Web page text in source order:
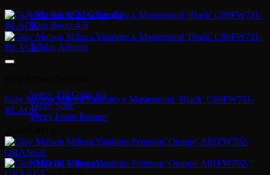
Ultra Boost 22
Ultra Boost 4.0
Giày chạy Adidas
Adidas Adizero
Yeezy 350
Yeezy Slide
Yeezy Foam Runner
Adidas NMD
NMD R1
Giày Maison Mihara Yasuhiro x Mastermind ‘Black’ C09FW711-
BLACK